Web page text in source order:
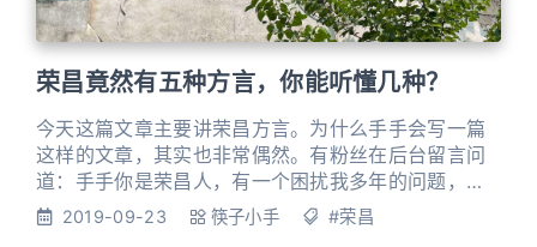
荣昌竟然有五种方言，你能听懂几种？
今天这篇文章主要讲荣昌方言。为什么手手会写一篇
这样的文章，其实也非常偶然。有粉丝在后台留言问
道：手手你是荣昌人，有一个困扰我多年的问题，为
什么陈家坪汽车站售票员会专门放个牌子，上面写着
“荣昌”和“隆昌”？ 这是手手找老一辈荣昌人录的一段
2019-09-23 筷子小手 #荣昌